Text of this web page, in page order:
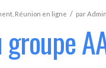
Réunion en ligne / par